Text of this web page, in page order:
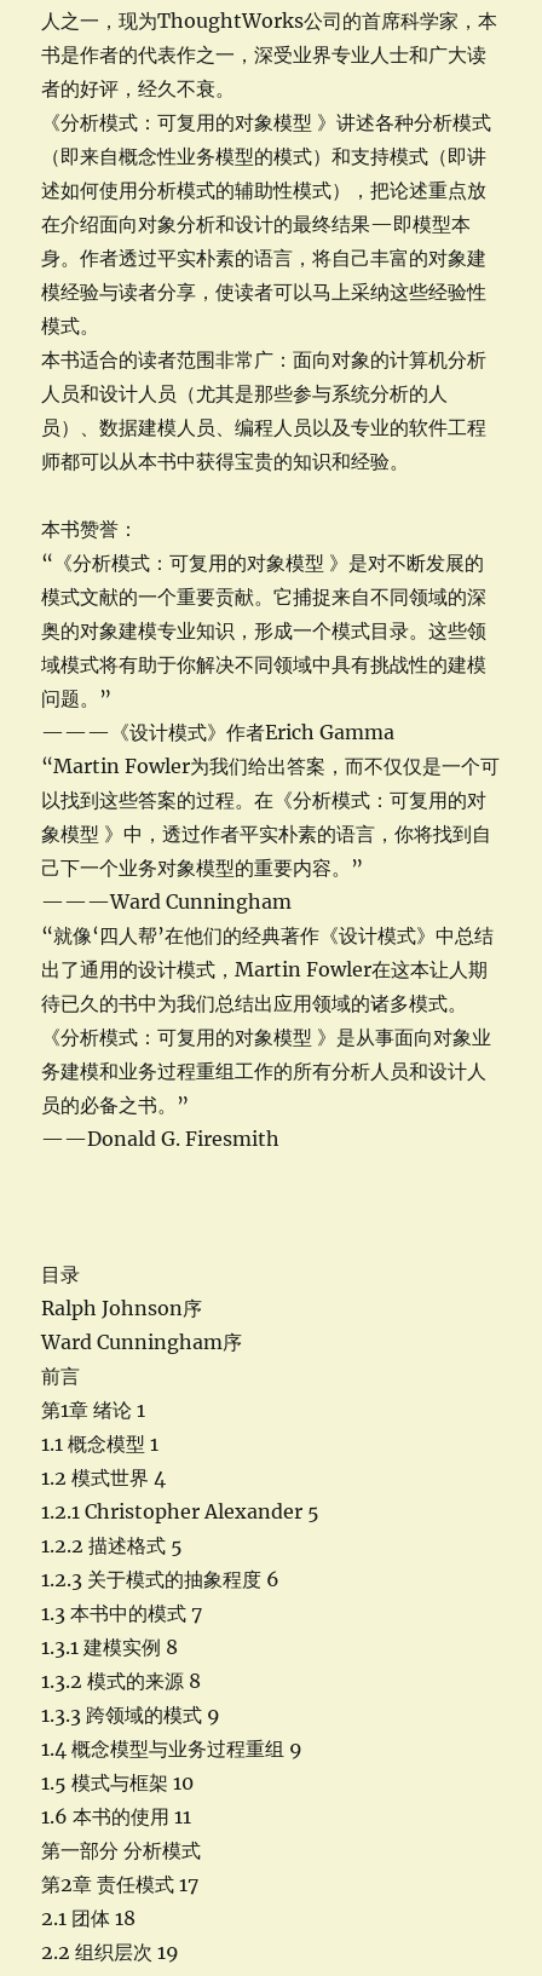
人之一，现为ThoughtWorks公司的首席科学家，本
书是作者的代表作之一，深受业界专业人士和广大读
者的好评，经久不衰。
《分析模式：可复用的对象模型 》讲述各种分析模式
（即来自概念性业务模型的模式）和支持模式（即讲
述如何使用分析模式的辅助性模式），把论述重点放
在介绍面向对象分析和设计的最终结果—即模型本
身。作者透过平实朴素的语言，将自己丰富的对象建
模经验与读者分享，使读者可以马上采纳这些经验性
模式。
本书适合的读者范围非常广：面向对象的计算机分析
人员和设计人员（尤其是那些参与系统分析的人
员）、数据建模人员、编程人员以及专业的软件工程
师都可以从本书中获得宝贵的知识和经验。
本书赞誉：
“《分析模式：可复用的对象模型 》是对不断发展的
模式文献的一个重要贡献。它捕捉来自不同领域的深
奥的对象建模专业知识，形成一个模式目录。这些领
域模式将有助于你解决不同领域中具有挑战性的建模
问题。”
———《设计模式》作者Erich Gamma
“Martin Fowler为我们给出答案，而不仅仅是一个可
以找到这些答案的过程。在《分析模式：可复用的对
象模型 》中，透过作者平实朴素的语言，你将找到自
己下一个业务对象模型的重要内容。”
———Ward Cunningham
“就像‘四人帮’在他们的经典著作《设计模式》中总结
出了通用的设计模式，Martin Fowler在这本让人期
待已久的书中为我们总结出应用领域的诸多模式。
《分析模式：可复用的对象模型 》是从事面向对象业
务建模和业务过程重组工作的所有分析人员和设计人
员的必备之书。”
——Donald G. Firesmith
目录
Ralph Johnson序
Ward Cunningham序
前言
第1章 绪论 1
1.1 概念模型 1
1.2 模式世界 4
1.2.1 Christopher Alexander 5
1.2.2 描述格式 5
1.2.3 关于模式的抽象程度 6
1.3 本书中的模式 7
1.3.1 建模实例 8
1.3.2 模式的来源 8
1.3.3 跨领域的模式 9
1.4 概念模型与业务过程重组 9
1.5 模式与框架 10
1.6 本书的使用 11
第一部分 分析模式
第2章 责任模式 17
2.1 团体 18
2.2 组织层次 19